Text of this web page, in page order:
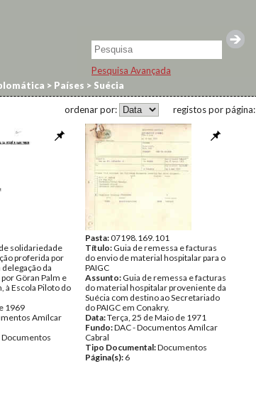
Pesquisa Avançada
> Países > Suécia
registos por página:
ordenar por:
solidariedade
proferida por
delegação da
Göran Palm e
Escola Piloto do
1969
Amílcar
Documentos
Pasta:07198.169.101
Título: Guia de remessa e facturas
do envio de material hospitalar para o
PAIGC
Assunto: Guia de remessa e facturas
do material hospitalar proveniente da
Suécia com destino ao Secretariado
do PAIGC em Conakry.
Data:Terça, 25 de Maio de 1971
Fundo:DAC - Documentos Amílcar
Cabral
Tipo Documental:Documentos
Página(s): 6